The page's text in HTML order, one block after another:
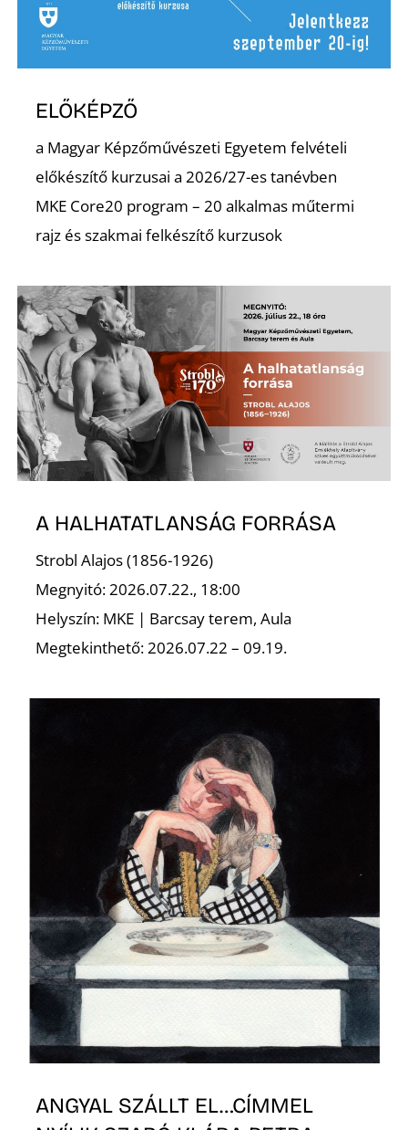
ELŐKÉPZŐ
a Magyar Képzőművészeti Egyetem felvételi
előkészítő kurzusai a 2026/27-es tanévben
MKE Core20 program – 20 alkalmas műtermi
rajz és szakmai felkészítő kurzusok
A HALHATATLANSÁG FORRÁSA
Strobl Alajos (1856-1926)
Megnyitó: 2026.07.22., 18:00
Helyszín: MKE | Barcsay terem, Aula
Megtekinthető: 2026.07.22 – 09.19.
ANGYAL SZÁLLT EL…CÍMMEL